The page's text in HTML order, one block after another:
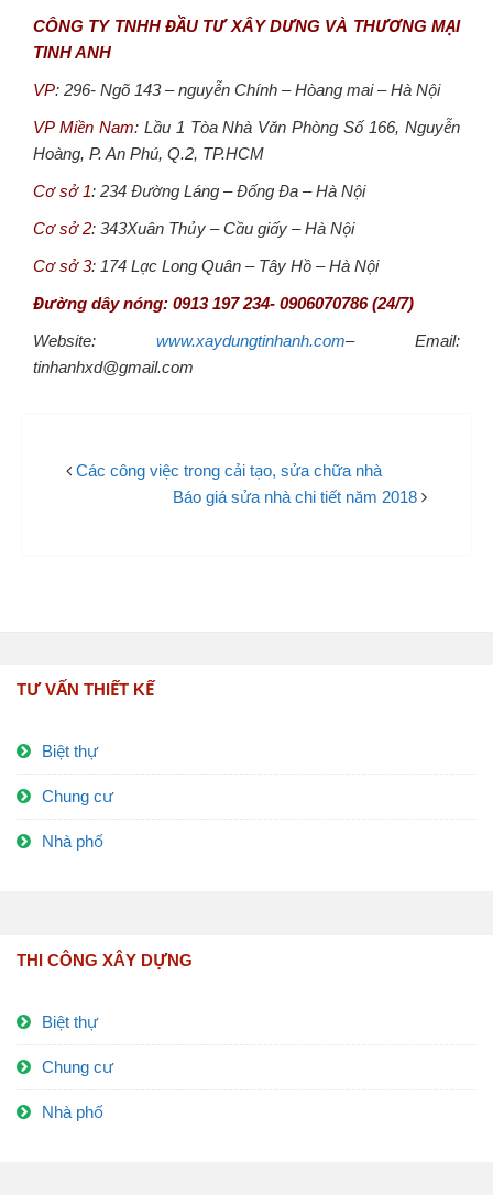
CÔNG TY TNHH ĐẦU TƯ XÂY DƯNG VÀ THƯƠNG MẠI
TINH ANH
VP: 296- Ngõ 143 – nguyễn Chính – Hòang mai – Hà Nội
VP Miền Nam: Lầu 1 Tòa Nhà Văn Phòng Số 166, Nguyễn
Hoàng, P. An Phú, Q.2, TP.HCM
Cơ sở 1: 234 Đường Láng – Đống Đa – Hà Nội
Cơ sở 2: 343Xuân Thủy – Cầu giấy – Hà Nội
Cơ sở 3: 174 Lạc Long Quân – Tây Hồ – Hà Nội
Đường dây nóng: 0913 197 234- 0906070786 (24/7)
Website: www.xaydungtinhanh.com– Email:
tinhanhxd@gmail.com
Các công việc trong cải tạo, sửa chữa nhà
Báo giá sửa nhà chi tiết năm 2018
TƯ VẤN THIẾT KẾ
Biệt thự
Chung cư
Nhà phố
THI CÔNG XÂY DỰNG
Biệt thự
Chung cư
Nhà phố